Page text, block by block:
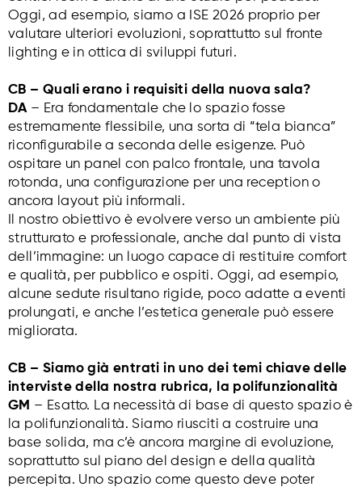
Oggi, ad esempio, siamo a ISE 2026 proprio per
valutare ulteriori evoluzioni, soprattutto sul fronte
lighting e in ottica di sviluppi futuri.
CB – Quali erano i requisiti della nuova sala?
DA– Era fondamentale che lo spazio fosse
estremamente flessibile, una sorta di “tela bianca”
riconfigurabile a seconda delle esigenze. Può
ospitare un panel con palco frontale, una tavola
rotonda, una configurazione per una reception o
ancora layout più informali.
Il nostro obiettivo è evolvere verso un ambiente più
strutturato e professionale, anche dal punto di vista
dell’immagine: un luogo capace di restituire comfort
e qualità, per pubblico e ospiti. Oggi, ad esempio,
alcune sedute risultano rigide, poco adatte a eventi
prolungati, e anche l’estetica generale può essere
migliorata.
CB – Siamo già entrati in uno dei temi chiave delle
interviste della nostra rubrica, la polifunzionalità
GM – Esatto. La necessità di base di questo spazio è
la polifunzionalità. Siamo riusciti a costruire una
base solida, ma c’è ancora margine di evoluzione,
soprattutto sul piano del design e della qualità
percepita. Uno spazio come questo deve poter